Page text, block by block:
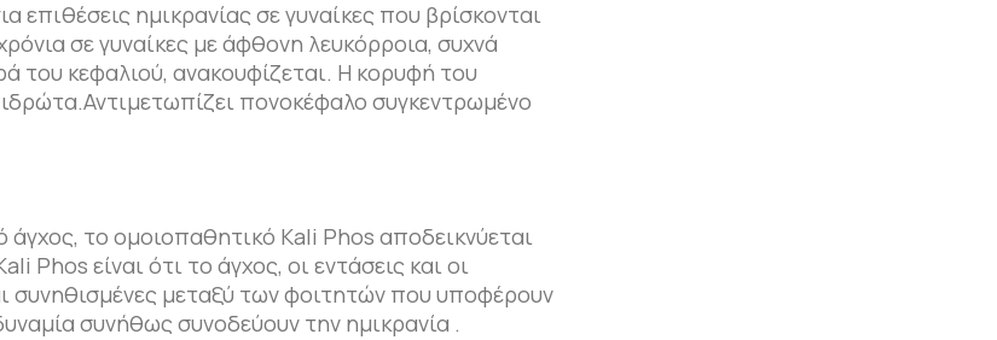
ημικρανίας σε γυναίκες που βρίσκονται
σε γυναίκες με άφθονη λευκόρροια, συχνά
του κεφαλιού, ανακουφίζεται. Η κορυφή του
ιδρώτα.Αντιμετωπίζει πονοκέφαλο συγκεντρωμένο
το ομοιοπαθητικό Kali Phos αποδεικνύεται
Phos είναι ότι το άγχος, οι εντάσεις και οι
συνηθισμένες μεταξύ των φοιτητών που υποφέρουν
συνήθως συνοδεύουν την ημικρανία .